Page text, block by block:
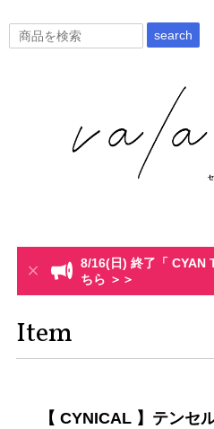
search
8/16(日) 終了「 CYAN
ちら ＞＞
Item
【 CYNICAL 】テンセ